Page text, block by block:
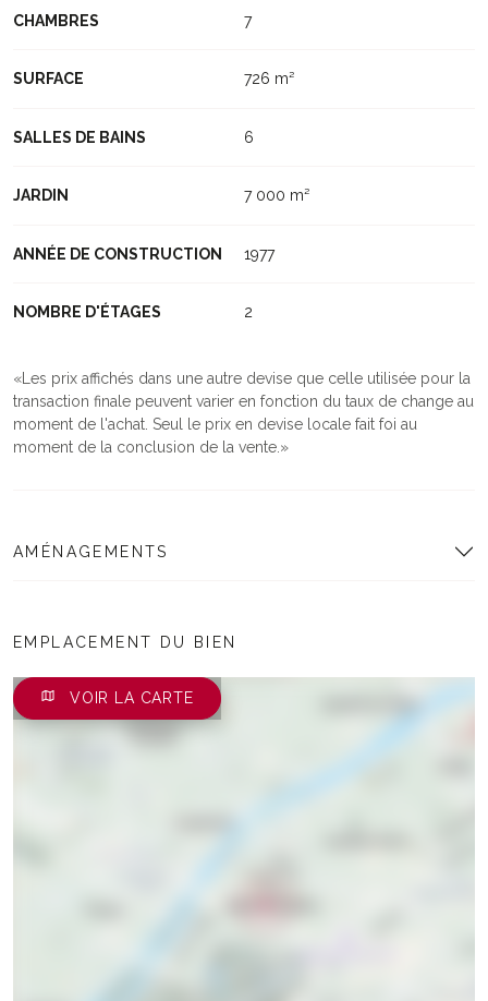
CHAMBRES 7
SURFACE 726 m²
SALLES DE BAINS 6
JARDIN 7 000 m²
ANNÉE DE CONSTRUCTION 1977
NOMBRE D'ÉTAGES 2
Les prix affichés dans une autre devise que celle utilisée pour la
transaction finale peuvent varier en fonction du taux de change au
moment de l'achat. Seul le prix en devise locale fait foi au
moment de la conclusion de la vente.
AMÉNAGEMENTS
EMPLACEMENT DU BIEN
VOIR LA CARTE